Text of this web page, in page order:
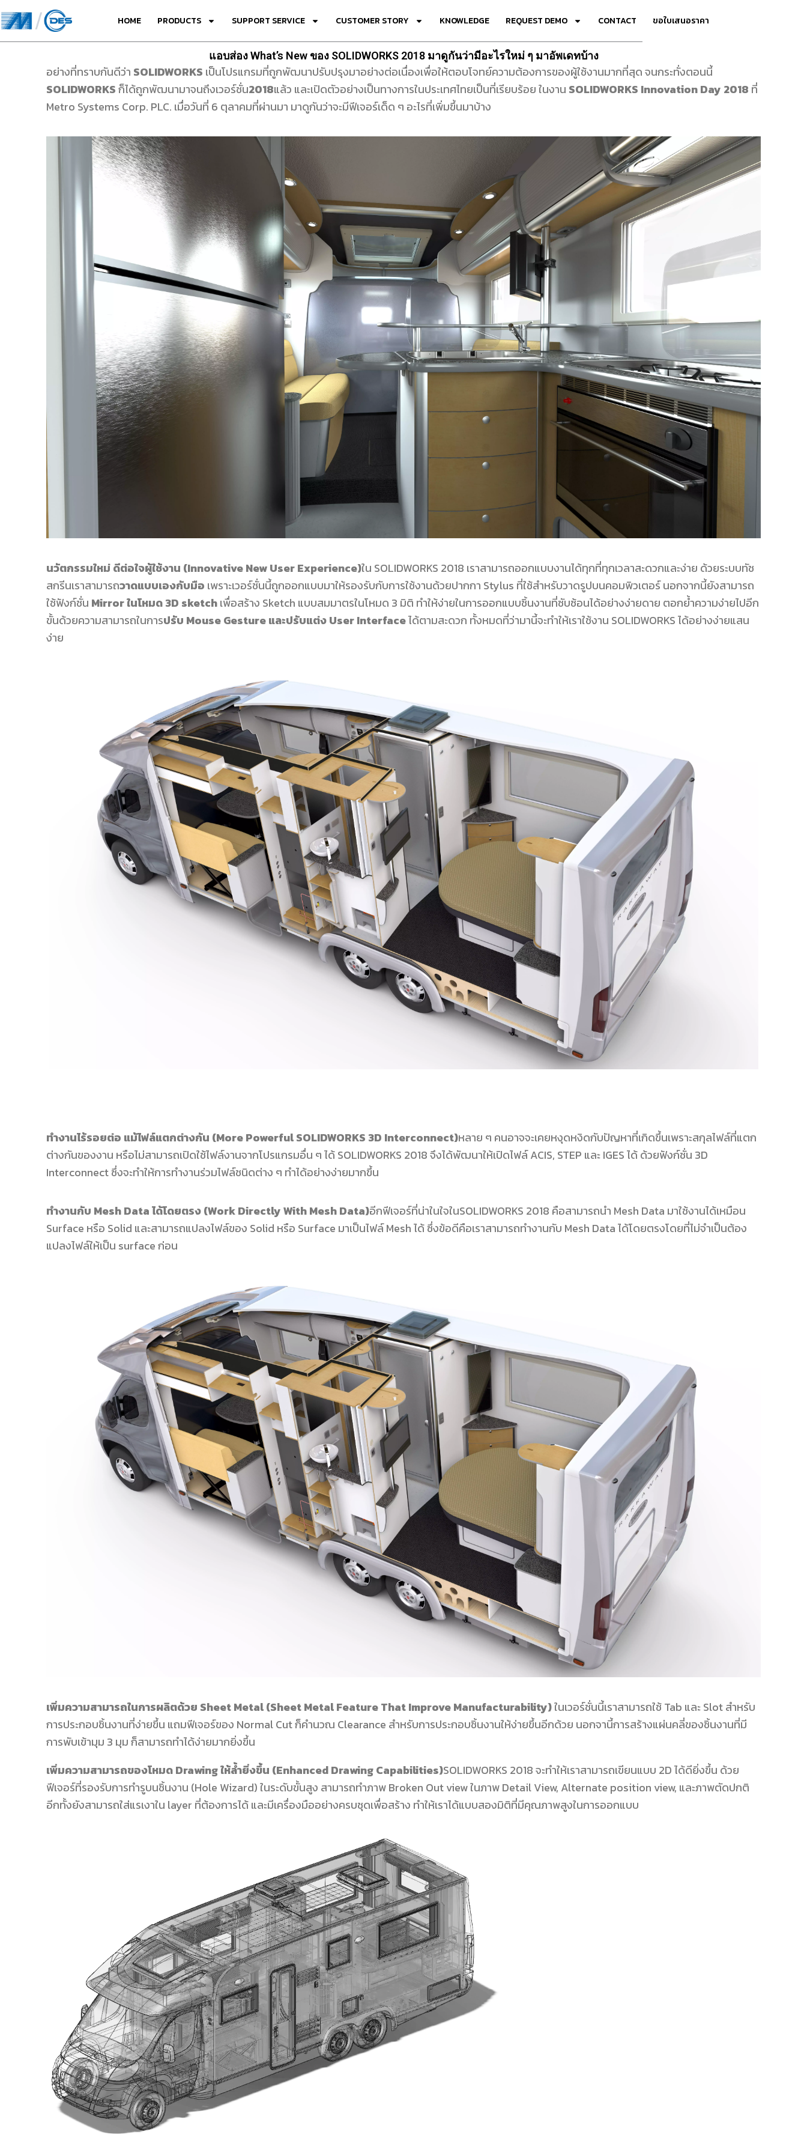
Skip
to
content
HOME PRODUCTS SUPPORT SERVICE CUSTOMER STORY KNOWLEDGE REQUEST DEMO CONTACT ขอใบเสนอราคา
แอบส่อง What’s New ของ SOLIDWORKS 2018 มาดูกันว่ามีอะไรใหม่ ๆ มาอัพเดทบ้าง
อย่างที่ทราบกันดีว่า SOLIDWORKS เป็นโปรแกรมที่ถูกพัฒนาปรับปรุงมาอย่างต่อเนื่องเพื่อให้ตอบโจทย์ความต้องการของผู้ใช้งานมากที่สุด จนกระทั่งตอนนี้
SOLIDWORKSก็ได้ถูกพัฒนามาจนถึงเวอร์ชั่น2018แล้ว และเปิดตัวอย่างเป็นทางการในประเทศไทยเป็นที่เรียบร้อย ในงาน SOLIDWORKS Innovation Day 2018 ที่
Metro Systems Corp. PLC. เมื่อวันที่ 6 ตุลาคมที่ผ่านมา มาดูกันว่าจะมีฟีเจอร์เด็ด ๆ อะไรที่เพิ่มขึ้นมาบ้าง
นวัตกรรมใหม่ ดีต่อใจผู้ใช้งาน (Innovative New User Experience)ใน SOLIDWORKS 2018 เราสามารถออกแบบงานได้ทุกที่ทุกเวลาสะดวกและง่าย ด้วยระบบทัช
สกรีนเราสามารถวาดแบบเองกับมือ เพราะเวอร์ชั่นนี้ถูกออกแบบมาให้รองรับกับการใช้งานด้วยปากกา Stylus ที่ใช้สำหรับวาดรูปบนคอมพิวเตอร์ นอกจากนี้ยังสามารถ
ใช้ฟังก์ชั่น Mirror ในโหมด 3D sketchเพื่อสร้าง Sketch แบบสมมาตรในโหมด 3 มิติ ทำให้ง่ายในการออกแบบชิ้นงานที่ซับซ้อนได้อย่างง่ายดาย ตอกย้ำความง่ายไปอีก
ขั้นด้วยความสามารถในการปรับ Mouse Gesture และปรับแต่ง User Interfaceได้ตามสะดวก ทั้งหมดที่ว่ามานี้จะทำให้เราใช้งาน SOLIDWORKS ได้อย่างง่ายแสน
ง่าย
ทำงานไร้รอยต่อ แม้ไฟล์แตกต่างกัน (More Powerful SOLIDWORKS 3D Interconnect)หลาย ๆ คนอาจจะเคยหงุดหงิดกับปัญหาที่เกิดขึ้นเพราะสกุลไฟล์ที่แตก
ต่างกันของงาน หรือไม่สามารถเปิดใช้ไฟล์งานจากโปรแกรมอื่น ๆ ได้ SOLIDWORKS 2018 จึงได้พัฒนาให้เปิดไฟล์ ACIS, STEP และ IGES ได้ ด้วยฟังก์ชั่น 3D
Interconnect ซึ่งจะทำให้การทำงานร่วมไฟล์ชนิดต่าง ๆ ทำได้อย่างง่ายมากขึ้น
ทำงานกับ Mesh Data ได้โดยตรง (Work Directly With Mesh Data)อีกฟีเจอร์ที่น่าในใจในSOLIDWORKS 2018 คือสามารถนำ Mesh Data มาใช้งานได้เหมือน
Surface หรือ Solid และสามารถแปลงไฟล์ของ Solid หรือ Surface มาเป็นไฟล์ Mesh ได้ ซึ่งข้อดีคือเราสามารถทำงานกับ Mesh Data ได้โดยตรงโดยที่ไม่จำเป็นต้อง
แปลงไฟล์ให้เป็น surface ก่อน
เพิ่มความสามารถในการผลิตด้วย Sheet Metal (Sheet Metal Feature That Improve Manufacturability)ในเวอร์ชั่นนี้เราสามารถใช้ Tab และ Slot สำหรับ
การประกอบชิ้นงานที่ง่ายขึ้น แถมฟีเจอร์ของ Normal Cut ก็คำนวณ Clearance สำหรับการประกอบชิ้นงานให้ง่ายขึ้นอีกด้วย นอกจานี้การสร้างแผ่นคลี่ของชิ้นงานที่มี
การพับเข้ามุม 3 มุม ก็สามารถทำได้ง่ายมากยิ่งขึ้น
เพิ่มความสามารถของโหมดDrawing ให้ล้ำยิ่งขึ้น (Enhanced Drawing Capabilities)SOLIDWORKS 2018 จะทำให้เราสามารถเขียนแบบ 2D ได้ดียิ่งขึ้น ด้วย
ฟีเจอร์ที่รองรับการทำรูบนชิ้นงาน (Hole Wizard) ในระดับขั้นสูง สามารถทำภาพ Broken Out view ในภาพ Detail View, Alternate position view, และภาพตัดปกติ
อีกทั้งยังสามารถใส่แรเงาใน layer ที่ต้องการได้ และมีเครื่องมืออย่างครบชุดเพื่อสร้าง ทำให้เราได้แบบสองมิติที่มีคุณภาพสูงในการออกแบบ